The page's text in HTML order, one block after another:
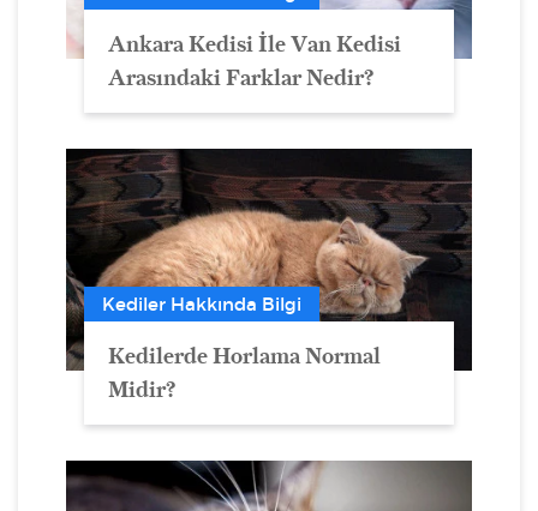
Ankara Kedisi İle Van Kedisi
Arasındaki Farklar Nedir?
Kediler Hakkında Bilgi
Kedilerde Horlama Normal
Midir?